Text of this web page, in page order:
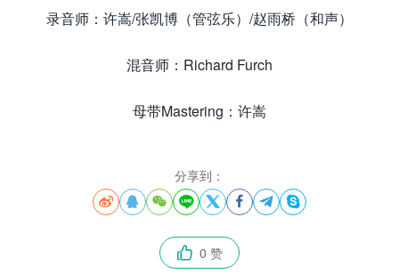
录音师：许嵩/张凯博（管弦乐）/赵雨桥（和声）
混音师：Richard Furch
母带Mastering：许嵩
分享到：
       
 0 赞